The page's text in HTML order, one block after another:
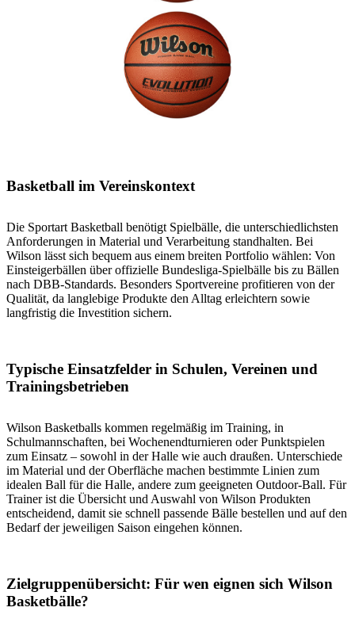
Basketball im Vereinskontext
Die Sportart Basketball benötigt Spielbälle, die unterschiedlichsten
Anforderungen in Material und Verarbeitung standhalten. Bei
Wilson lässt sich bequem aus einem breiten Portfolio wählen: Von
Einsteigerbällen über offizielle Bundesliga-Spielbälle bis zu Bällen
nach DBB-Standards. Besonders Sportvereine profitieren von der
Qualität, da langlebige Produkte den Alltag erleichtern sowie
langfristig die Investition sichern.
Typische Einsatzfelder in Schulen, Vereinen und
Trainingsbetrieben
Wilson Basketballs kommen regelmäßig im Training, in
Schulmannschaften, bei Wochenendturnieren oder Punktspielen
zum Einsatz – sowohl in der Halle wie auch draußen. Unterschiede
im Material und der Oberfläche machen bestimmte Linien zum
idealen Ball für die Halle, andere zum geeigneten Outdoor-Ball. Für
Trainer ist die Übersicht und Auswahl von Wilson Produkten
entscheidend, damit sie schnell passende Bälle bestellen und auf den
Bedarf der jeweiligen Saison eingehen können.
Zielgruppenübersicht: Für wen eignen sich Wilson
Basketbälle?